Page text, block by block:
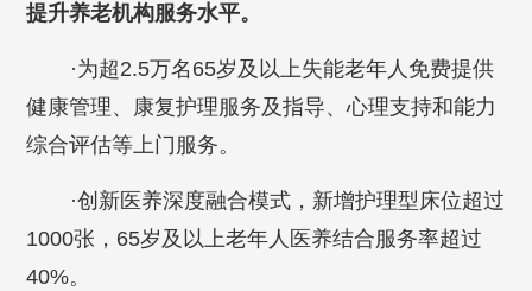
提升养老机构服务水平。
·为超2.5万名65岁及以上失能老年人免费提供
健康管理、康复护理服务及指导、心理支持和能力
综合评估等上门服务。
·创新医养深度融合模式，新增护理型床位超过
1000张，65岁及以上老年人医养结合服务率超过
40%。